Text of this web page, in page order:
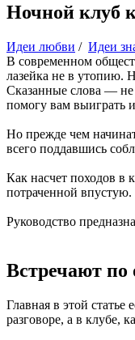
Ночной клуб
Идеи любви / Идеи
В современном
лазейка не в утопию.
Сказанные слова — не
помогу вам выиграть
Но прежде чем
всего поддавшись
Как насчет походов в
потраченной впустую.
Руководство
Встречают по
Главная в этой
разговоре, а в клубе,